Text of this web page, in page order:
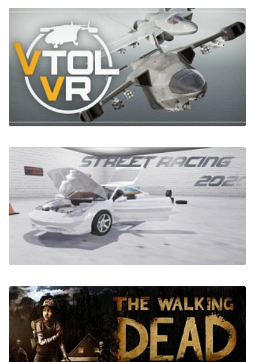
Tiny Room Stories: Town Mystery
VTOL VR